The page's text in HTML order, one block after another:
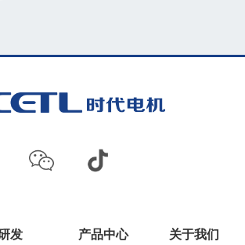
发 关于我们
产品中心